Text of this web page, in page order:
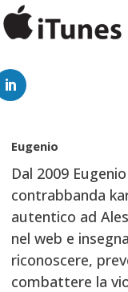
Eugenio
Dal 2009
contrabbanda
autentico ad
nel web e
riconoscere,
combattere la